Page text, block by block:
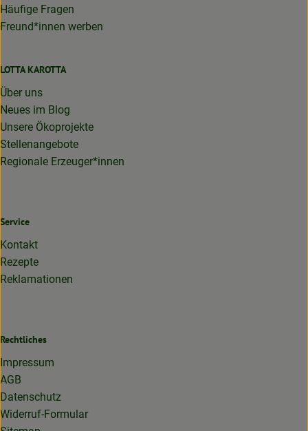
Häufige Fragen
Freund*innen werben
LOTTA KAROTTA
Über uns
Neues im Blog
Unsere Ökoprojekte
Stellenangebote
Regionale Erzeuger*innen
Service
Kontakt
Rezepte
Reklamationen
Rechtliches
Impressum
AGB
Datenschutz
Widerruf-Formular